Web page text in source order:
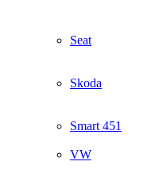
Seat
Skoda
Smart 451
VW